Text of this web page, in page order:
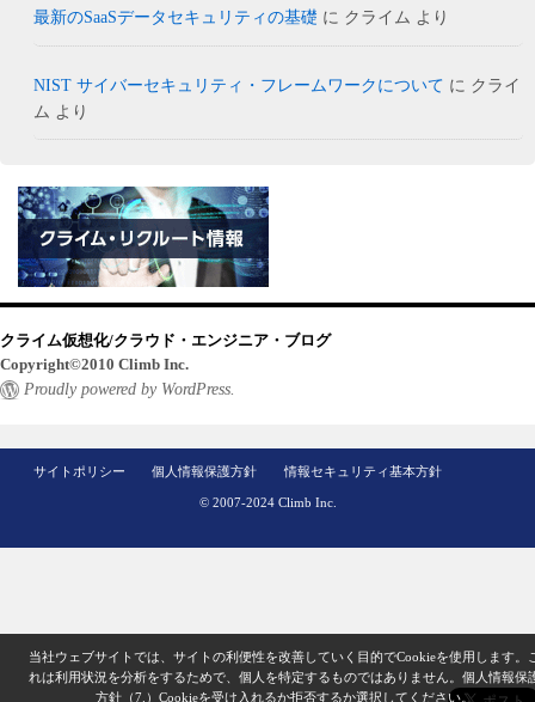
最新のSaaSデータセキュリティの基礎 に クライム より
NIST サイバーセキュリティ・フレームワークについて に クライ
ム より
クライム仮想化/クラウド・エンジニア・ブログ
Copyright©2010 Climb Inc.
Proudly powered by WordPress.
サイトポリシー 個人情報保護方針 情報セキュリティ基本方針
© 2007-2024 Climb Inc.
当社ウェブサイトでは、サイトの利便性を改善していく目的でCookieを使用します。
れは利用状況を分析をするためで、個人を特定するものではありません。 個人情報保
方針（7.） Cookieを受け入れるか拒否するか選択してください。